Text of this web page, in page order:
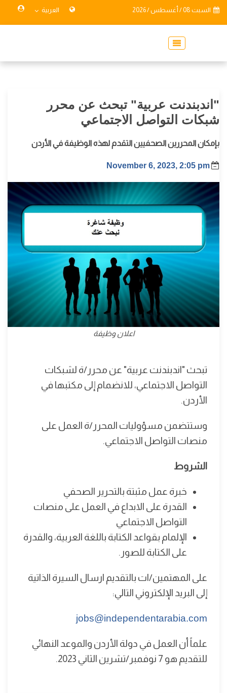
السبت 08 / أغسطس / 2026 العربية
"اندبندنت عربية" تبحث عن محرر
شبكات التواصل الاجتماعي
بإمكان المحررين الصحفيين التقدم لهذه الوظيفة في الأردن
November 6, 2023, 2:05 pm
اعلان وظيفة
تبحث "اندبندنت عربية" عن محرر/ة لشبكات
التواصل الاجتماعي، للانضمام إلى مكتبها في
الأردن.
وستتضمن مسؤوليات المحرر/ة العمل على
منصات التواصل الاجتماعي.
الشروط
خبرة عمل مثبتة بالتحرير الصحفي
القدرة على الابداع في العمل على منصات
التواصل الاجتماعي
الإلمام بقواعد الكتابة باللغة العربية، والقدرة
على الكتابة للصور.
على المهتمين/ات بالتقديم ارسال السيرة الذاتية
إلى البريد الإلكتروني التالي:
jobs@independentarabia.com
علماً أن العمل في دولة الأردن والموعد النهائي
للتقديم هو 7 نوفمبر/تشرين الثاني 2023.